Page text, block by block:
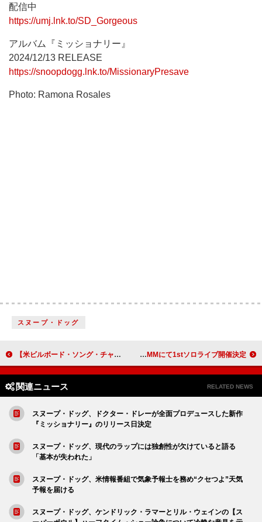
配信中
https://umj.lnk.to/SD_Gorgeous
アルバム『ミッショナリー』
2024/12/13 RELEASE
https://snoopdogg.lnk.to/MissionaryPresave
Photo: Ramona Rosales
スヌープ・ドッグ
【米ビルボード・ソング・チャート】シャブージー通算16週目の首位、タイラー・ザ・クリエイターTOP10に2曲送り込む ホロライブの白上フブキ、ぴあアリーナMMにて1stソロライブ開催決定
関連ニュース RELATED NEWS
スヌープ・ドッグ、ドクター・ドレーが全面プロデュースした新作
『ミッショナリー』のリリース日決定
スヌープ・ドッグ、現代のラップには独創性が欠けていると語る
「基本が失われた」
スヌープ・ドッグ、米情報番組で気象予報士を務め“クセつよ”天気
予報を届ける
スヌープ・ドッグ、ケンドリック・ラマーとリル・ウェインの【ス